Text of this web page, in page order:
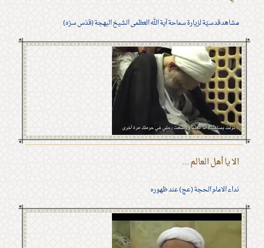
مشاهد قدسيّة لزيارة سماحة آية الله العظمى الشيخ البهجة (قدّس سرّه)
الا يا أهل العالم ...
نداء الامام الحجة (عج) عند ظهوره